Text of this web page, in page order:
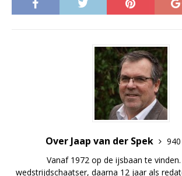
Over Jaap van der Spek
Vanaf 1972 op de ijsbaan te
wedstrijdschaatser, daarna 12 jaar als